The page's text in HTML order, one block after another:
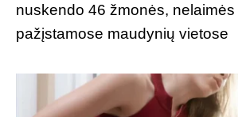
nuskendo 46 žmonės,
pažįstamose maudynių vietose